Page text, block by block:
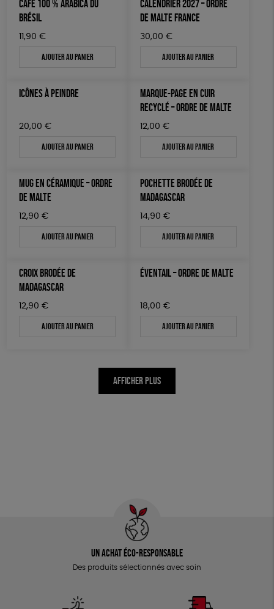
CAFÉ 100 % ARABICA DU
BRÉSIL
11,90 €
Ajouter au panier
CALENDRIER 2027 – ORDRE
DE MALTE FRANCE
30,00 €
Ajouter au panier
ICÔNES À PEINDRE
20,00 €
Ajouter au panier
MARQUE-PAGE EN CUIR
RECYCLÉ – ORDRE DE MALTE
12,00 €
Ajouter au panier
MUG EN CÉRAMIQUE – ORDRE
DE MALTE
12,90 €
Ajouter au panier
POCHETTE BRODÉE DE
MADAGASCAR
14,90 €
Ajouter au panier
CROIX BRODÉE DE
MADAGASCAR
12,90 €
Ajouter au panier
ÉVENTAIL – ORDRE DE MALTE
18,00 €
Ajouter au panier
AFFICHER PLUS
Un achat éco-responsable
Des produits sélectionnés avec soin